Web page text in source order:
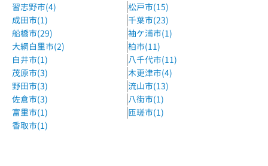
習志野市(4)
松戸市(15)
成田市(1)
千葉市(23)
船橋市(29)
袖ケ浦市(1)
大網白里市(2)
柏市(11)
白井市(1)
八千代市(11)
茂原市(3)
木更津市(4)
野田市(3)
流山市(13)
佐倉市(3)
八街市(1)
富里市(1)
匝瑳市(1)
香取市(1)